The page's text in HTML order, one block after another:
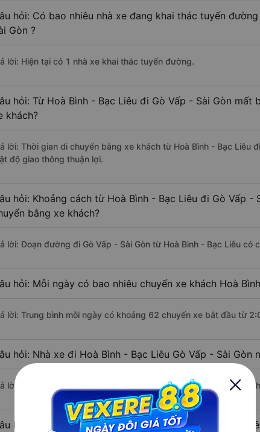
hỏi: Có bao nhiêu nhà xe đang khai thác tuyến
Gòn ?
lời: Hiện tại có 1 nhà xe khai thác tuyến đường.
hỏi: Từ Hoà Bình - Bạc Liêu đi Gò Vấp - Sài Gòn mất
khách?
lời: Thời gian di chuyển bằng xe khách từ Hoà Bình - Bạc Liêu
độ giao thông thuận lợi.
hỏi: Khoảng cách từ Hoà Bình - Bạc Liêu đi Gò Vấp -
bằng xe khách?
lời: Đoạn đường đi Gò Vấp - Sài Gòn từ Hoà Bình - Bạc Liêu có
hỏi: Mỗi ngày có bao nhiêu chuyến xe khách Hoà
lời: Trung bình mỗi ngày có khoảng 62 chuyến xe bắt đầu từ
hỏi: Nhà xe đi Hoà Bình - Bạc Liêu Gò Vấp - Sài Gòn
lời: Chuyến xe có giờ xuất phát sớm nhất vào lúc 2:00 là của
hỏi: Nhà xe đi Gò Vấp - Sài Gòn từ Hoà Bình - Bạc